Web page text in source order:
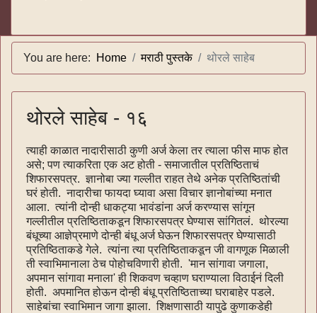
You are here: Home मराठी पुस्तके थोरले साहेब
थोरले साहेब - १६
त्याही काळात नादारीसाठी कुणी अर्ज केला तर त्याला फीस माफ होत
असे; पण त्याकरिता एक अट होती - समाजातील प्रतिष्ठिताचं
शिफारसपत्र. ज्ञानोबा ज्या गल्लीत राहत तेथे अनेक प्रतिष्ठितांची
घरं होती. नादारीचा फायदा घ्यावा असा विचार ज्ञानोबांच्या मनात
आला. त्यांनी दोन्ही धाकट्या भावंडांना अर्ज करण्यास सांगून
गल्लीतील प्रतिष्ठिताकडून शिफारसपत्र घेण्यास सांगितलं. थोरल्या
बंधूच्या आज्ञेप्रमाणे दोन्ही बंधू अर्ज घेऊन शिफारसपत्र घेण्यासाठी
प्रतिष्ठिताकडे गेले. त्यांना त्या प्रतिष्ठिताकडून जी वागणूक मिळाली
ती स्वाभिमानाला ठेच पोहोचविणारी होती. 'मान सांगावा जगाला,
अपमान सांगावा मनाला' ही शिकवण चव्हाण घराण्याला विठाईनं दिली
होती. अपमानित होऊन दोन्ही बंधू प्रतिष्ठिताच्या घराबाहेर पडले.
साहेबांचा स्वाभिमान जागा झाला. शिक्षणासाठी यापुढे कुणाकडेही